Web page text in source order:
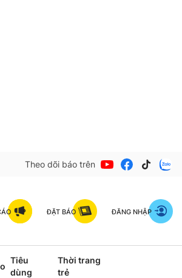
Theo dõi báo trên
ĐẶT BÁO ĐĂNG NHẬP
Tiêu
dùng
Thời trang
trẻ